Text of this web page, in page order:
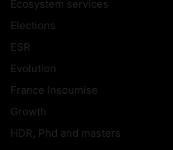
Ecosystem services
Elections
ESR
Evolution
France Insoumise
Growth
HDR, Phd and masters